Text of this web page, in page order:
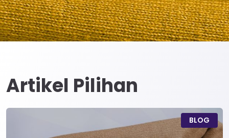
Artikel Pilihan
BLOG